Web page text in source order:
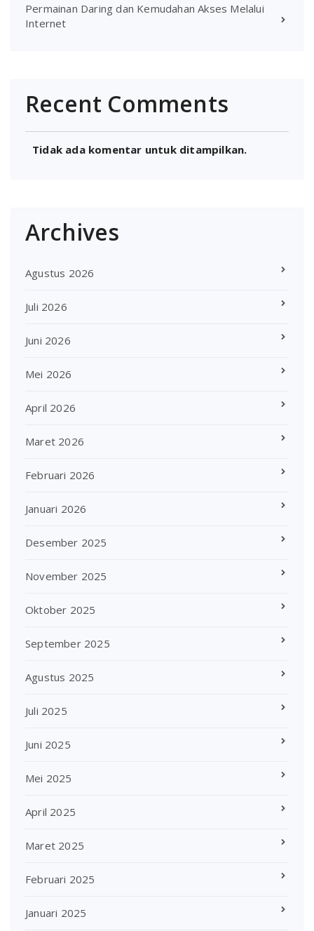
Permainan Daring dan Kemudahan Akses Melalui
Internet
Recent Comments
Tidak ada komentar untuk ditampilkan.
Archives
Agustus 2026
Juli 2026
Juni 2026
Mei 2026
April 2026
Maret 2026
Februari 2026
Januari 2026
Desember 2025
November 2025
Oktober 2025
September 2025
Agustus 2025
Juli 2025
Juni 2025
Mei 2025
April 2025
Maret 2025
Februari 2025
Januari 2025